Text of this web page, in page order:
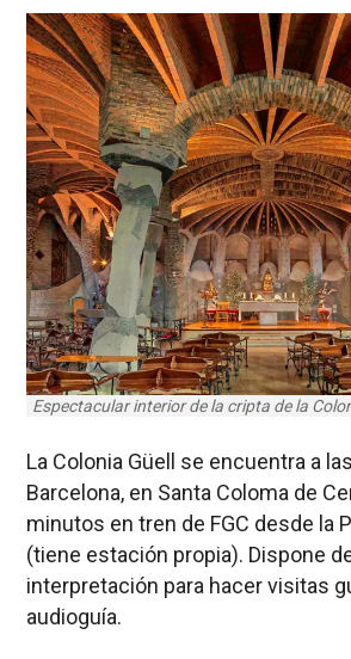
Espectacular interior de la cripta de la
La Colonia Güell se encuentra a
Barcelona, en Santa Coloma de
minutos en tren de FGC desde la
(tiene estación propia). Dispone
interpretación para hacer visitas
audioguía.